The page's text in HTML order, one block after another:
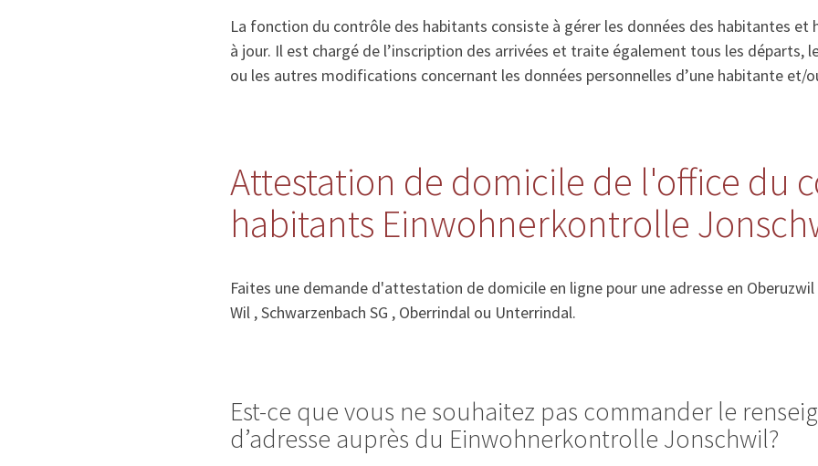
La fonction du contrôle des habitants consiste à gérer les données des habitantes
à jour. Il est chargé de l’inscription des arrivées et traite également tous les départs,
ou les autres modifications concernant les données personnelles d’une habitante et/
Attestation de domicile de l'office du
habitants Einwohnerkontrolle
Faites une demande d'attestation de domicile en ligne pour une adresse en Oberuzwil
Wil , Schwarzenbach SG , Oberrindal ou Unterrindal.
Est-ce que vous ne souhaitez pas commander le
d’adresse auprès du Einwohnerkontrolle Jonschwil?